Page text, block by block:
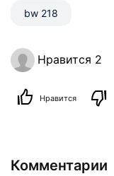
bw 218
Нравится 2
Нравится
Комментарии